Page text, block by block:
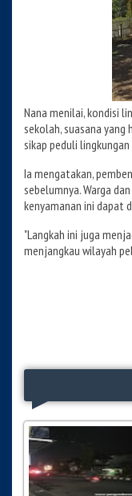
Nana menilai, kondisi
sekolah, suasana
sikap peduli
Ia mengatakan,
sebelumnya. Warga
kenyamanan ini dapat
"Langkah ini juga
menjangkau wilayah